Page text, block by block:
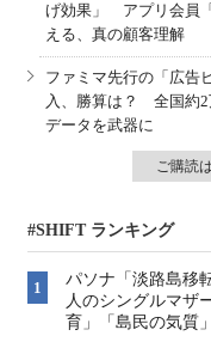
げ効果」 アプリ会員
える、真の顧客理解
ファミマ先行の「広告
入、勝算は？ 全国約2
データを武器に
ご購読
#SHIFT ランキング
パソナ「淡路島移
人のシングルマザ
育」「島民の気質」